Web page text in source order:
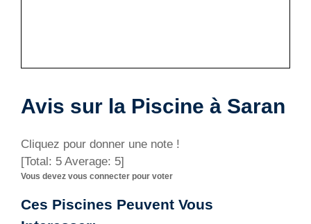
Avis sur la Piscine à Saran
Cliquez pour donner une note !
[Total: 5 Average: 5]
Vous devez vous connecter pour voter
Ces Piscines Peuvent Vous